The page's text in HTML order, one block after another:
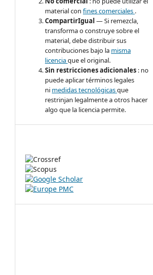
material confines comerciales .
CompartirIgual— Si remezcla,
transforma o construye sobre el
material, debe distribuir sus
contribuciones bajo la misma
licenciaque el original.
Sin restricciones adicionales : no
puede aplicar términos legales
ni medidas tecnológicasque
restrinjan legalmente a otros hacer
algo que la licencia permite.